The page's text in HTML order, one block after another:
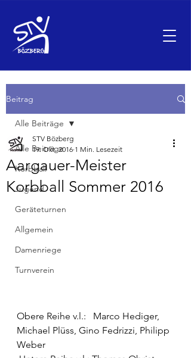
Beitrag
Alle Beiträge
Korbball
Jugend
Geräteturnen
Allgemein
Damenriege
Turnverein
Alle Beiträge
Aargauer-Meister
Korbball Sommer 2016
STV Bözberg
19. Okt. 2016 1 Min. Lesezeit
Obere Reihe v.l.:   Marco Hediger,
Michael Plüss, Gino Fedrizzi, Philipp
Weber